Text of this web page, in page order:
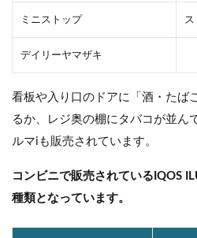
ミニストップ ス
デイリーヤマザキ
看板や入り口のドアに「酒・たば
るか、レジ奥の棚にタバコが並ん
ルマiも販売されています。
コンビニで販売されているIQOS
種類となっています。